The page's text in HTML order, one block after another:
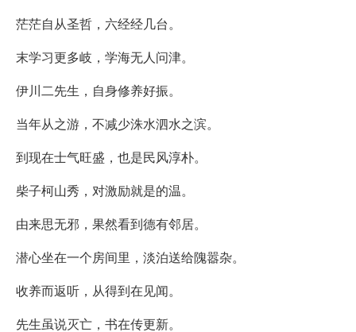
茫茫自从圣哲，六经经几台。
末学习更多岐，学海无人问津。
伊川二先生，自身修养好振。
当年从之游，不减少洙水泗水之滨。
到现在士气旺盛，也是民风淳朴。
柴子柯山秀，对激励就是的温。
由来思无邪，果然看到德有邻居。
潜心坐在一个房间里，淡泊送给隗嚣杂。
收养而返听，从得到在见闻。
先生虽说灭亡，书在传更新。